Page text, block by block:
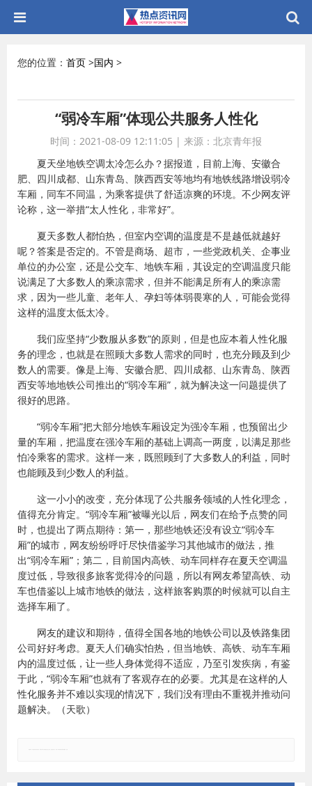
您的位置： 首页 >国内 >
“弱冷车厢”体现公共服务人性化
时间：2021-08-09 12:11:05 | 来源：北京青年报
夏天坐地铁空调太冷怎么办？据报道，目前上海、安徽合
肥、四川成都、山东青岛、陕西西安等地均有地铁线路增设弱冷
车厢，同车不同温，为乘客提供了舒适凉爽的环境。不少网友评
论称，这一举措“太人性化，非常好”。
夏天多数人都怕热，但室内空调的温度是不是越低就越好
呢？答案是否定的。不管是商场、超市，一些党政机关、企事业
单位的办公室，还是公交车、地铁车厢，其设定的空调温度只能
说满足了大多数人的乘凉需求，但并不能满足所有人的乘凉需
求，因为一些儿童、老年人、孕妇等体弱畏寒的人，可能会觉得
这样的温度太低太冷。
我们应坚持“少数服从多数”的原则，但是也应本着人性化服
务的理念，也就是在照顾大多数人需求的同时，也充分顾及到少
数人的需要。像是上海、安徽合肥、四川成都、山东青岛、陕西
西安等地地铁公司推出的“弱冷车厢”，就为解决这一问题提供了
很好的思路。
“弱冷车厢”把大部分地铁车厢设定为强冷车厢，也预留出少
量的车厢，把温度在强冷车厢的基础上调高一两度，以满足那些
怕冷乘客的需求。这样一来，既照顾到了大多数人的利益，同时
也能顾及到少数人的利益。
这一小小的改变，充分体现了公共服务领域的人性化理念，
值得充分肯定。“弱冷车厢”被曝光以后，网友们在给予点赞的同
时，也提出了两点期待：第一，那些地铁还没有设立“弱冷车
厢”的城市，网友纷纷呼吁尽快借鉴学习其他城市的做法，推
出“弱冷车厢”；第二，目前国内高铁、动车同样存在夏天空调温
度过低，导致很多旅客觉得冷的问题，所以有网友希望高铁、动
车也借鉴以上城市地铁的做法，这样旅客购票的时候就可以自主
选择车厢了。
网友的建议和期待，值得全国各地的地铁公司以及铁路集团
公司好好考虑。夏天人们确实怕热，但当地铁、高铁、动车车厢
内的温度过低，让一些人身体觉得不适应，乃至引发疾病，有鉴
于此，“弱冷车厢”也就有了客观存在的必要。尤其是在这样的人
性化服务并不难以实现的情况下，我们没有理由不重视并推动问
题解决。（天歌）